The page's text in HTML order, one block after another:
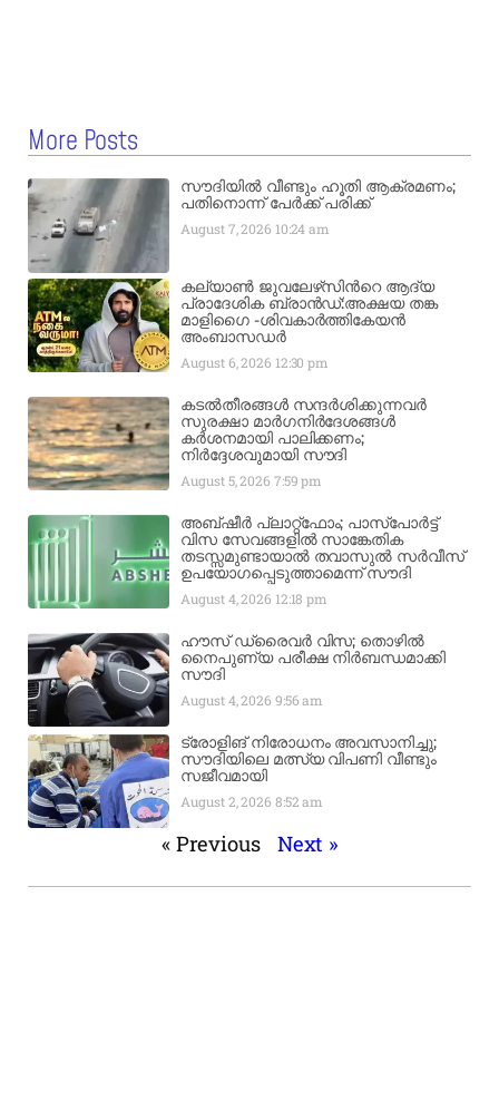
More Posts
സൗദിയിൽ വീണ്ടും ഹൂതി ആക്രമണം;
പതിനൊന്ന് പേർക്ക് പരിക്ക്
August 7, 2026 10:24 am
കല്യാണ്‍ ജുവലേഴ്‌സിന്‍റെ ആദ്യ
പ്രാദേശിക ബ്രാന്‍ഡ്:അക്ഷയ തങ്ക
മാളിഗൈ -ശിവകാര്‍ത്തികേയൻ
അംബാസഡര്‍
August 6, 2026 12:30 pm
കടൽതീരങ്ങൾ സന്ദർശിക്കുന്നവർ
സുരക്ഷാ മാർഗനിർദേശങ്ങൾ
കർശനമായി പാലിക്കണം;
നിർദ്ദേശവുമായി സൗദി
August 5, 2026 7:59 pm
അബ്ഷീർ പ്ലാറ്റ്‌ഫോം; പാസ്‌പോർട്ട്
വിസ സേവങ്ങളിൽ സാങ്കേതിക
തടസ്സമുണ്ടായാൽ തവാസുൽ സർവീസ്
ഉപയോഗപ്പെടുത്താമെന്ന് സൗദി
August 4, 2026 12:18 pm
ഹൗസ് ഡ്രൈവർ വിസ; തൊഴിൽ
നൈപുണ്യ പരീക്ഷ നിർബന്ധമാക്കി
സൗദി
August 4, 2026 9:56 am
ട്രോളിങ് നിരോധനം അവസാനിച്ചു;
സൗദിയിലെ മത്സ്യ വിപണി വീണ്ടും
സജീവമായി
August 2, 2026 8:52 am
« Previous Next »